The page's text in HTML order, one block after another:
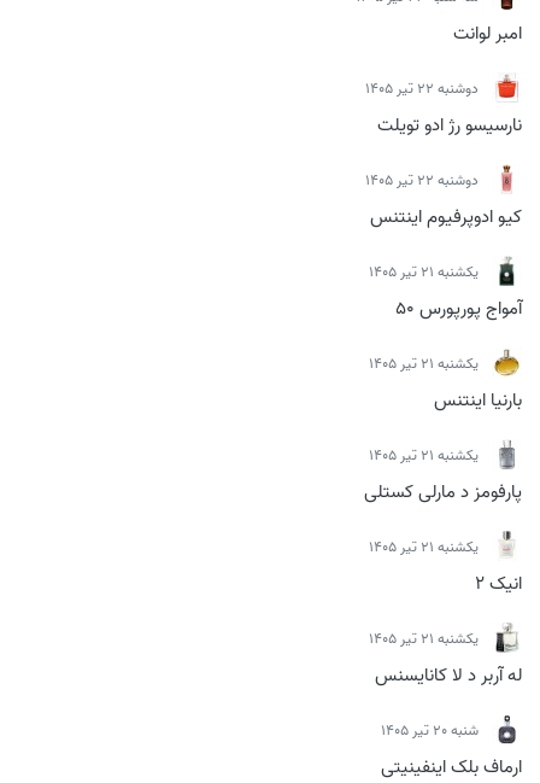
امبر لوانت
دوشنبه 22 تیر 1405
نارسیسو رژ ادو تویلت
دوشنبه 22 تیر 1405
کیو ادوپرفیوم اینتنس
يكشنبه 21 تیر 1405
آمواج پورپورس 50
يكشنبه 21 تیر 1405
بارنیا اینتنس
يكشنبه 21 تیر 1405
پارفومز د مارلی کستلی
يكشنبه 21 تیر 1405
انیک 2
يكشنبه 21 تیر 1405
له آربر د لا کانایسنس
شنبه 20 تیر 1405
ارماف بلک اینفینیتی